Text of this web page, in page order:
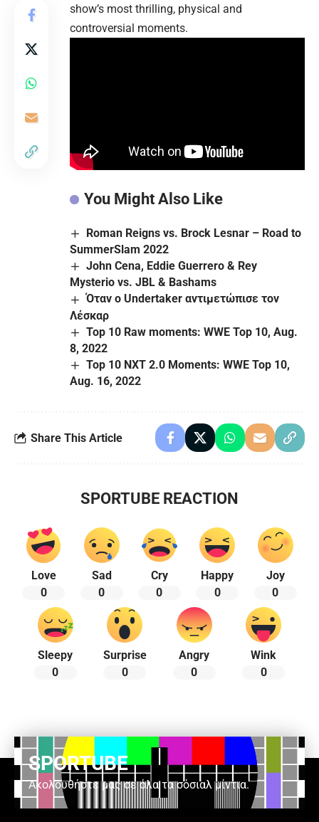
show’s most thrilling, physical and
controversial moments.
You Might Also Like
Roman Reigns vs. Brock Lesnar – Road to
SummerSlam 2022
John Cena, Eddie Guerrero & Rey
Mysterio vs. JBL & Bashams
Όταν ο Undertaker αντιμετώπισε τον
Λέσκαρ
Top 10 Raw moments: WWE Top 10, Aug.
8, 2022
Top 10 NXT 2.0 Moments: WWE Top 10,
Aug. 16, 2022
Share This Article
SPORTUBE REACTION
Love
0
Sad
0
Cry
0
Happy
0
Joy
0
Sleepy
0
Surprise
0
Angry
0
Wink
0
SPORTUBE
Ακολουθήστε μας σε όλα τα σόσιαλ μίντια.